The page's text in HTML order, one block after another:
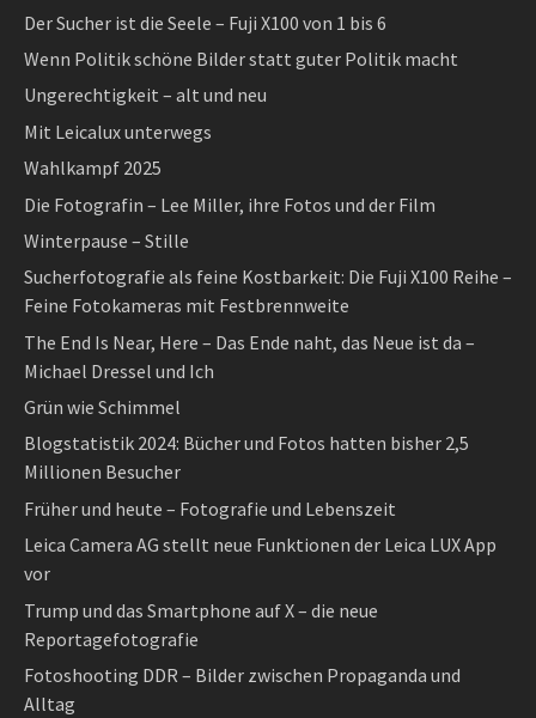
Der Sucher ist die Seele – Fuji X100 von 1 bis 6
Wenn Politik schöne Bilder statt guter Politik macht
Ungerechtigkeit – alt und neu
Mit Leicalux unterwegs
Wahlkampf 2025
Die Fotografin – Lee Miller, ihre Fotos und der Film
Winterpause – Stille
Sucherfotografie als feine Kostbarkeit: Die Fuji X100 Reihe –
Feine Fotokameras mit Festbrennweite
The End Is Near, Here – Das Ende naht, das Neue ist da –
Michael Dressel und Ich
Grün wie Schimmel
Blogstatistik 2024: Bücher und Fotos hatten bisher 2,5
Millionen Besucher
Früher und heute – Fotografie und Lebenszeit
Leica Camera AG stellt neue Funktionen der Leica LUX App
vor
Trump und das Smartphone auf X – die neue
Reportagefotografie
Fotoshooting DDR – Bilder zwischen Propaganda und
Alltag